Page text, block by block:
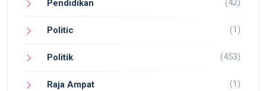
Pendidikan (42)
Politic (1)
Politik (453)
Raja Ampat (1)